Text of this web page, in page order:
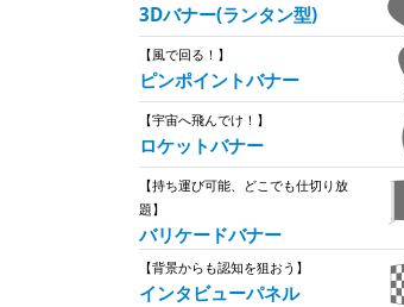
3Dバナー(ランタン型)
【風で回る！】
ピンポイントバナー
【宇宙へ飛んでけ！】
ロケットバナー
【持ち運び可能、どこでも仕切り放
題】
バリケードバナー
【背景からも認知を狙おう】
インタビューパネル